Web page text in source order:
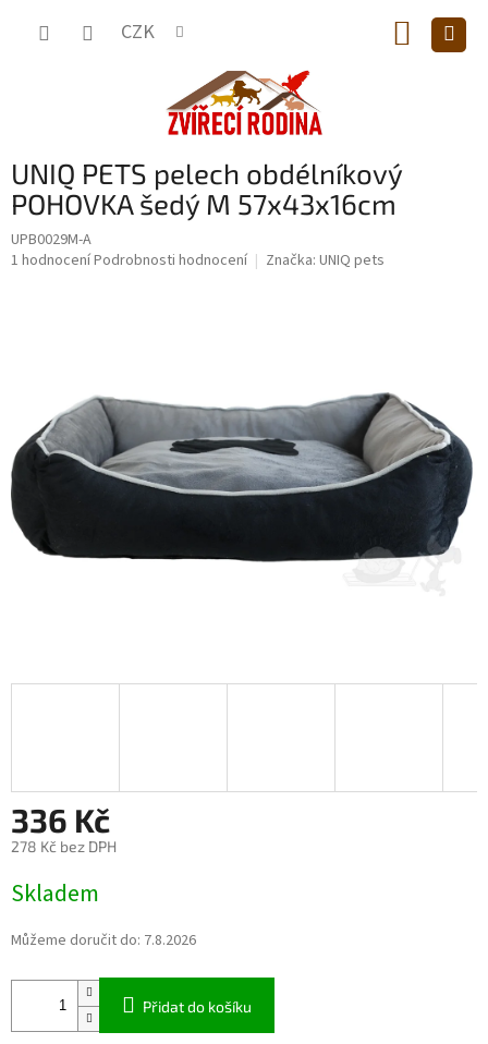
CZK
KOŠÍK
UNIQ PETS pelech obdélníkový
POHOVKA šedý M 57x43x16cm
UPB0029M-A
Průměrné
hvězdiček.
1 hodnoceníPodrobnosti hodnocení Značka: UNIQ pets
336 Kč
278 Kč bez DPH
cena:
Skladem
Můžeme doručit do: 7.8.2026
Přidat do košíku